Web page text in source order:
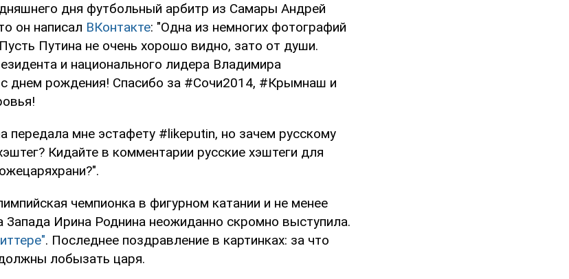
дня футбольный арбитр из Самары Андрей
он написал ВКонтакте: "Одна из немногих фотографий
Путина не очень хорошо видно, зато от души.
и национального лидера Владимира
днем рождения! Спасибо за #Сочи2014, #Крымнаш и
передала мне эстафету #likeputin, но зачем русскому
Кидайте в комментарии русские хэштеги для
чемпионка в фигурном катании и не менее
Запада Ирина Роднина неожиданно скромно выступила.
. Последнее поздравление в картинках: за что
лобызать царя.